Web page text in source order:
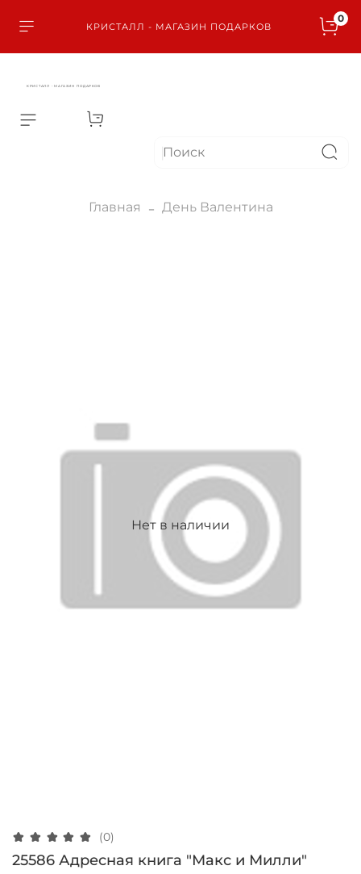
КРИСТАЛЛ - МАГАЗИН ПОДАРКОВ
0
КРИСТАЛЛ - МАГАЗИН ПОДАРКОВ
Главная День Валентина
Нет в наличии
(0)
25586 Адресная книга "Макс и Милли"